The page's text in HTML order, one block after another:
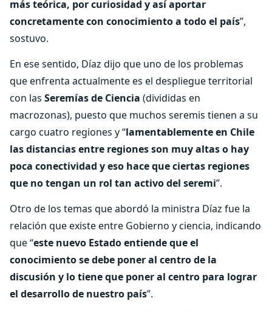
más teórica, por curiosidad y así aportar
concretamente con conocimiento a todo el país”,
sostuvo.
En ese sentido, Díaz dijo que uno de los problemas
que enfrenta actualmente es el despliegue territorial
con las Seremías de Ciencia (divididas en
macrozonas), puesto que muchos seremis tienen a su
cargo cuatro regiones y “lamentablemente en Chile
las distancias entre regiones son muy altas o hay
poca conectividad y eso hace que ciertas regiones
que no tengan un rol tan activo del seremi”.
Otro de los temas que abordó la ministra Díaz fue la
relación que existe entre Gobierno y ciencia, indicando
que “este nuevo Estado entiende que el
conocimiento se debe poner al centro de la
discusión y lo tiene que poner al centro para lograr
el desarrollo de nuestro país”.